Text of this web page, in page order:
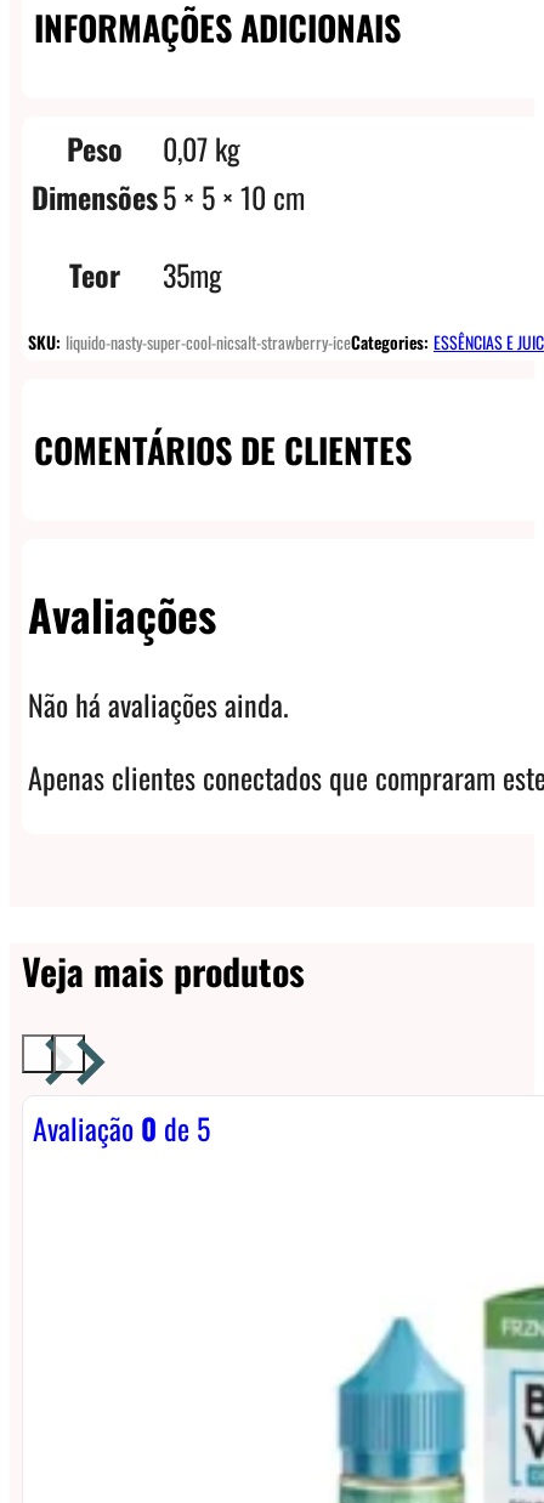
INFORMAÇÕES ADICIONAIS
Peso
0,07 kg
Dimensões5 × 5 × 10 cm
Teor
35mg
SKU: liquido-nasty-super-cool-nicsalt-strawberry-iceCategories: ESSÊNCIAS E
COMENTÁRIOS DE CLIENTES
Avaliações
Não há avaliações ainda.
Apenas clientes conectados que compraram
Veja mais produtos
Avaliação0 de 5